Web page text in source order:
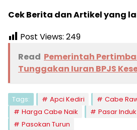
Cek Berita dan Artikel yang
Post Views: 249
Read Pemerintah
Tunggakan Iuran BPJS
Tags: Apci Kediri
Cabe
Harga Cabe Naik
Pasar
Pasokan Turun